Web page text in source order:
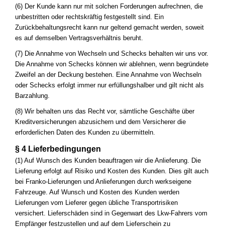
(6) Der Kunde kann nur mit solchen Forderungen aufrechnen, die
unbestritten oder rechtskräftig festgestellt sind. Ein
Zurückbehaltungsrecht kann nur geltend gemacht werden, soweit
es auf demselben Vertragsverhältnis beruht.
(7) Die Annahme von Wechseln und Schecks behalten wir uns vor.
Die Annahme von Schecks können wir ablehnen, wenn begründete
Zweifel an der Deckung bestehen. Eine Annahme von Wechseln
oder Schecks erfolgt immer nur erfüllungshalber und gilt nicht als
Barzahlung.
(8) Wir behalten uns das Recht vor, sämtliche Geschäfte über
Kreditversicherungen abzusichern und dem Versicherer die
erforderlichen Daten des Kunden zu übermitteln.
§ 4 Lieferbedingungen
(1) Auf Wunsch des Kunden beauftragen wir die Anlieferung. Die
Lieferung erfolgt auf Risiko und Kosten des Kunden. Dies gilt auch
bei Franko-Lieferungen und Anlieferungen durch werkseigene
Fahrzeuge. Auf Wunsch und Kosten des Kunden werden
Lieferungen vom Lieferer gegen übliche Transportrisiken
versichert. Lieferschäden sind in Gegenwart des Lkw-Fahrers vom
Empfänger festzustellen und auf dem Lieferschein zu